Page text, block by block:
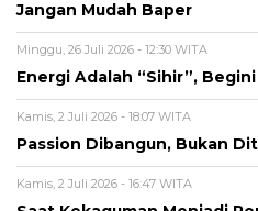
Jangan Mudah Baper
Minggu, 26 Juli 2026 - 12:30 WITA
Energi Adalah “Sihir”,
Kamis, 2 Juli 2026 - 18:07 WITA
Passion Dibangun, Bukan
Kamis, 2 Juli 2026 - 16:47 WITA